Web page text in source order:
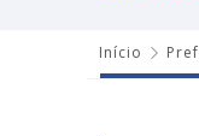
Início